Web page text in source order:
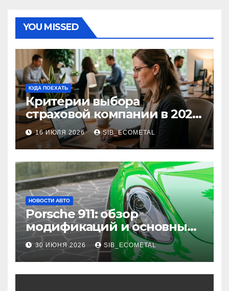
YOU MISSED
КУДА ПОЕХАТЬ
Критерии выбора
страховой компании в 2026
году: надежность и
реальные отзывы о
выплатах
16 ИЮЛЯ 2026 SIB_ECOMETAL
НОВОСТИ АВТО
Porsche 911: обзор
модификаций и основные
характеристики
30 ИЮНЯ 2026 SIB_ECOMETAL